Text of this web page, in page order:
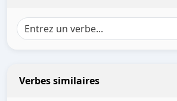
Verbes similaires